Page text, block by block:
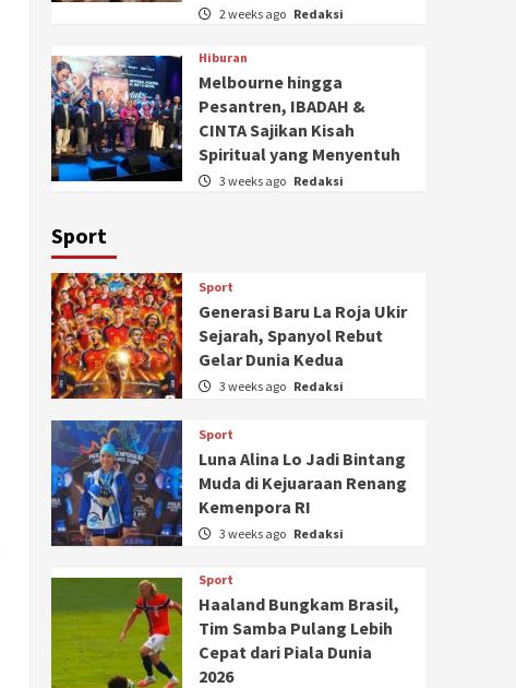
2 weeks ago Redaksi
Hiburan
Melbourne hingga
Pesantren, IBADAH &
CINTA Sajikan Kisah
Spiritual yang Menyentuh
3 weeks ago Redaksi
Sport
Sport
Generasi Baru La Roja Ukir
Sejarah, Spanyol Rebut
Gelar Dunia Kedua
3 weeks ago Redaksi
Sport
Luna Alina Lo Jadi Bintang
Muda di Kejuaraan Renang
Kemenpora RI
3 weeks ago Redaksi
Sport
Haaland Bungkam Brasil,
Tim Samba Pulang Lebih
Cepat dari Piala Dunia
2026